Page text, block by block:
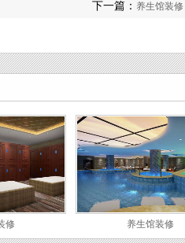
下一篇： 养生馆装修
修 养生馆装修